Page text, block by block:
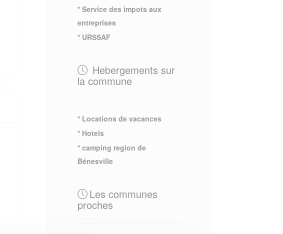
* Service des impots aux
entreprises
* URSSAF
Hebergements sur
la commune
* Locations de vacances
* Hotels
* camping region de
Bénesville
Les communes
proches